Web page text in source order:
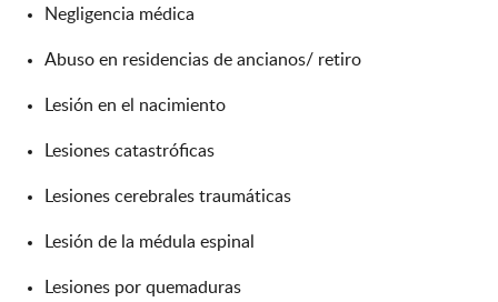
Negligencia médica
Abuso en residencias de ancianos/ retiro
Lesión en el nacimiento
Lesiones catastróficas
Lesiones cerebrales traumáticas
Lesión de la médula espinal
Lesiones por quemaduras